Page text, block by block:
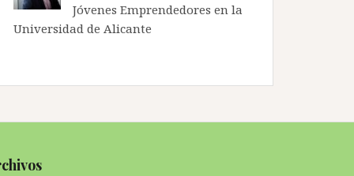
Jóvenes Emprendedores en la
Universidad de Alicante